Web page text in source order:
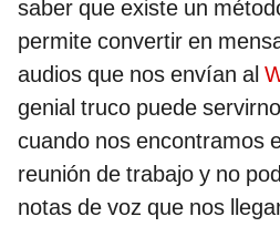
saber que existe un
permite convertir en
audios que nos envían al
genial truco puede
cuando nos encontramos
reunión de trabajo y no
notas de voz que nos